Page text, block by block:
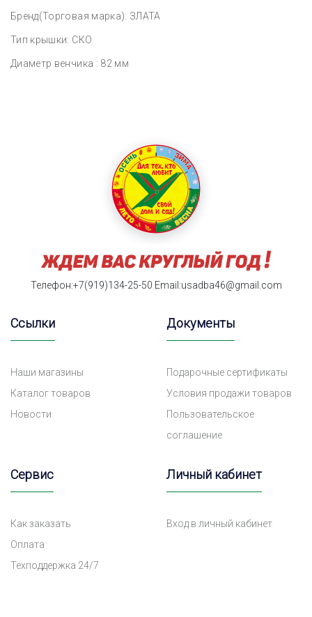
Бренд(Торговая марка): ЗЛАТА
Тип крышки: СКО
Диаметр венчика : 82 мм
Телефон:+7(919)134-25-50 Email:usadba46@gmail.com
Ссылки
Наши магазины
Каталог товаров
Новости
Документы
Подарочные сертификаты
Условия продажи товаров
Пользовательское
соглашение
Сервис
Как заказать
Оплата
Техподдержка 24/7
Личный кабинет
Вход в личный кабинет